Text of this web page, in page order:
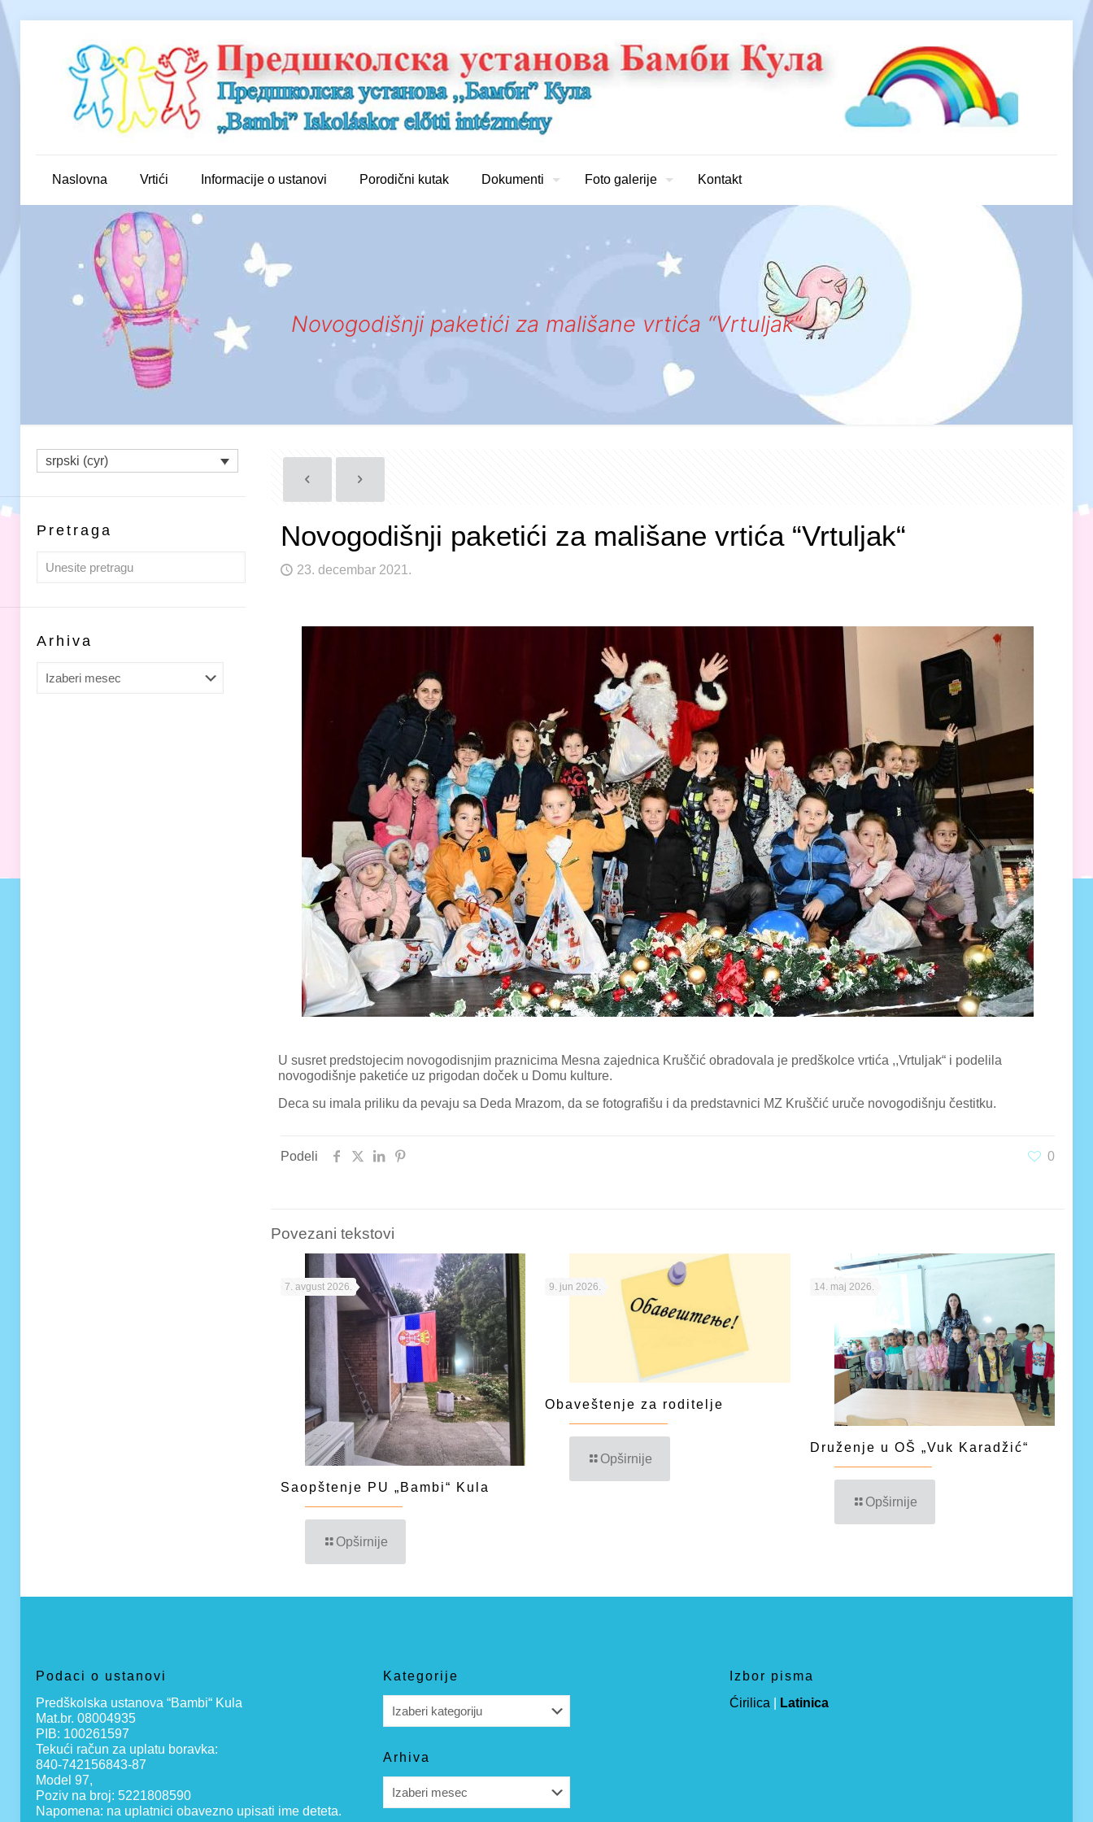
Naslovna Vrtići Informacije o ustanovi Porodični kutak Dokumenti Foto galerije Kontakt
Novogodišnji paketići za mališane vrtića “Vrtuljak“
Novogodišnji paketići za mališane vrtića “Vrtuljak“
23. decembar 2021.
U susret predstojecim novogodisnjim praznicima Mesna zajednica Kruščić obradovala je predškolce vrtića ,,Vrtuljak“ i podelila
novogodišnje paketiće uz prigodan doček u Domu kulture.
Deca su imala priliku da pevaju sa Deda Mrazom, da se fotografišu i da predstavnici MZ Kruščić uruče novogodišnju čestitku.
Podeli 0
Povezani tekstovi
7. avgust 2026.
Saopštenje PU „Bambi“ Kula
Opširnije
9. jun 2026.
Obaveštenje za roditelje
Opširnije
14. maj 2026.
Druženje u OŠ „Vuk Karadžić“
Opširnije
srpski (cyr)
Pretraga
Arhiva
Podaci o ustanovi
Predškolska ustanova “Bambi“ Kula
Mat.br. 08004935
PIB: 100261597
Tekući račun za uplatu boravka:
840-742156843-87
Model 97,
Poziv na broj: 5221808590
Napomena: na uplatnici obavezno upisati ime deteta.
Kategorije
Arhiva
Izbor pisma
Ćirilica
Latinica